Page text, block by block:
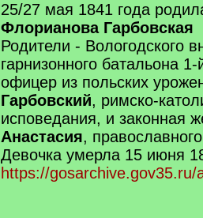
25/27 мая 1841 года
Флорианова Гарбовская
Родители - Вологодского
гарнизонного батальона
офицер из польских
Гарбовский, римско-
исповедания, и законная
Анастасия,
Девочка умерла 15 июня
https://